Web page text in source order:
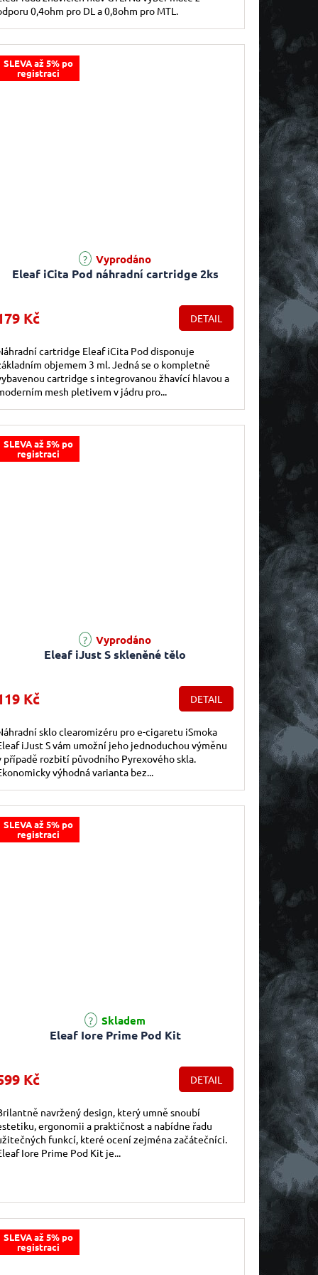
0,4ohm pro DL a 0,8ohm pro MTL.
SLEVA až 5% po
registraci
Eleaf iCita Pod náhradní cartridge 2ks
Vyprodáno
Kč DETAIL
cartridge Eleaf iCita Pod disponuje
objemem 3 ml. Jedná se o kompletně
cartridge s integrovanou žhavící hlavou a
mesh pletivem v jádru pro...
SLEVA až 5% po
registraci
Eleaf iJust S skleněné tělo
Vyprodáno
Kč DETAIL
sklo clearomizéru pro e-cigaretu iSmoka
iJust S vám umožní jeho jednoduchou výměnu
případě rozbití původního Pyrexového skla.
výhodná varianta bez...
SLEVA až 5% po
registraci
Eleaf Iore Prime Pod Kit
Skladem
Kč DETAIL
navržený design, který umně snoubí
ergonomii a praktičnost a nabídne řadu
funkcí, které ocení zejména začátečníci.
Iore Prime Pod Kit je...
SLEVA až 5% po
registraci